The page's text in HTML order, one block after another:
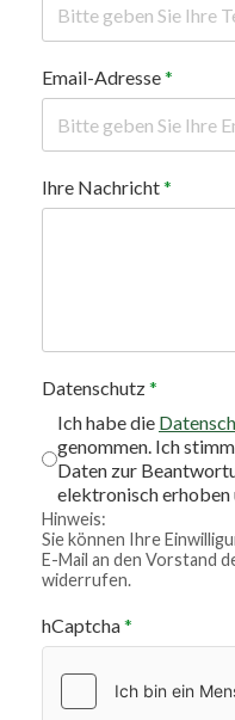
Email-Adresse*
Ihre Nachricht*
Datenschutz*
Ich habe die
genommen. Ich
Daten zur
elektronisch erhoben
Hinweis:
Sie können Ihre
E-Mail an den Vorstand
widerrufen.
hCaptcha*